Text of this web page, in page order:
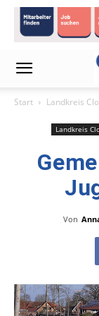
Start Landkreis
Landkreis
Von